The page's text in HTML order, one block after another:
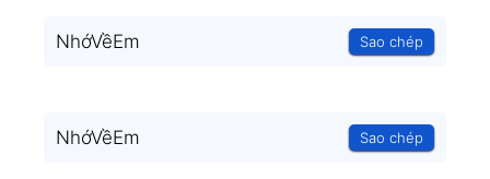
NhớVềEm Sao chép
NhớVềEm Sao chép